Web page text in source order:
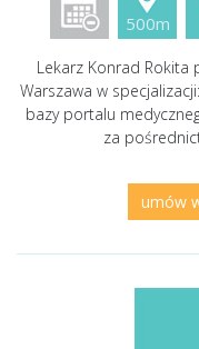
500m
Lekarz Konrad Rokita
Warszawa w
bazy portalu
za
umów